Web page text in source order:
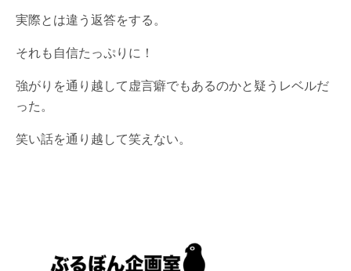
実際とは違う返答をする。
それも自信たっぷりに！
強がりを通り越して虚言癖でもあるのかと疑うレベルだ
った。
笑い話を通り越して笑えない。